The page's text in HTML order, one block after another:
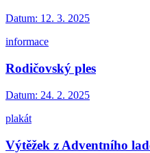
Datum: 12. 3. 2025
informace
Rodičovský ples
Datum: 24. 2. 2025
plakát
Výtěžek z Adventního